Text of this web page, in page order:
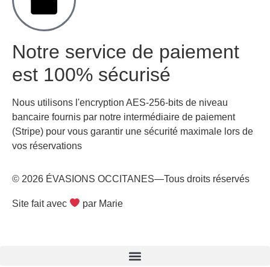
Notre service de paiement
est 100% sécurisé
Nous utilisons l'encryption AES-256-bits de niveau
bancaire fournis par notre intermédiaire de paiement
(Stripe) pour vous garantir une sécurité maximale lors de
vos réservations
© 2026 ÉVASIONS OCCITANES—Tous droits réservés
Site fait avec par Marie